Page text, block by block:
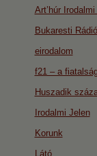
Art’húr
Bukaresti
eirodalom
f21 – a
Huszadik
Irodalmi Jelen
Korunk
Látó